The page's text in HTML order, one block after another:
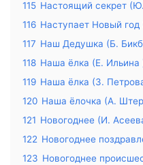
115 Настоящий секрет
116 Наступает Новый
117 Наш Дедушка (Б.
118 Наша ёлка (Е. Ильина
119 Наша ёлка (З.
120 Наша ёлочка (А.
121 Новогоднее (И.
122 Новогоднее
123 Новогоднее